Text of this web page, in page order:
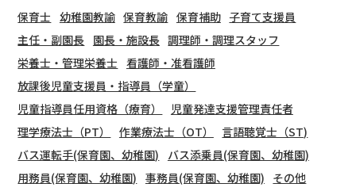
保育士 幼稚園教諭 保育教諭 保育補助 子育て支援員
主任・副園長 園長・施設長 調理師・調理スタッフ
栄養士・管理栄養士 看護師・准看護師
放課後児童支援員・指導員（学童）
児童指導員任用資格（療育）
児童発達支援管理責任者
理学療法士（PT）
作業療法士（OT）
言語聴覚士（ST)
バス運転手(保育園、幼稚園)
バス添乗員(保育園、幼稚園)
用務員(保育園、幼稚園) 事務員(保育園、幼稚園) その他